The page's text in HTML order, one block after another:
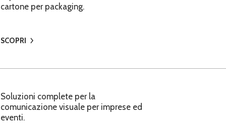
cartone per packaging.
SCOPRI
Soluzioni complete per la
comunicazione visuale per imprese ed
eventi.